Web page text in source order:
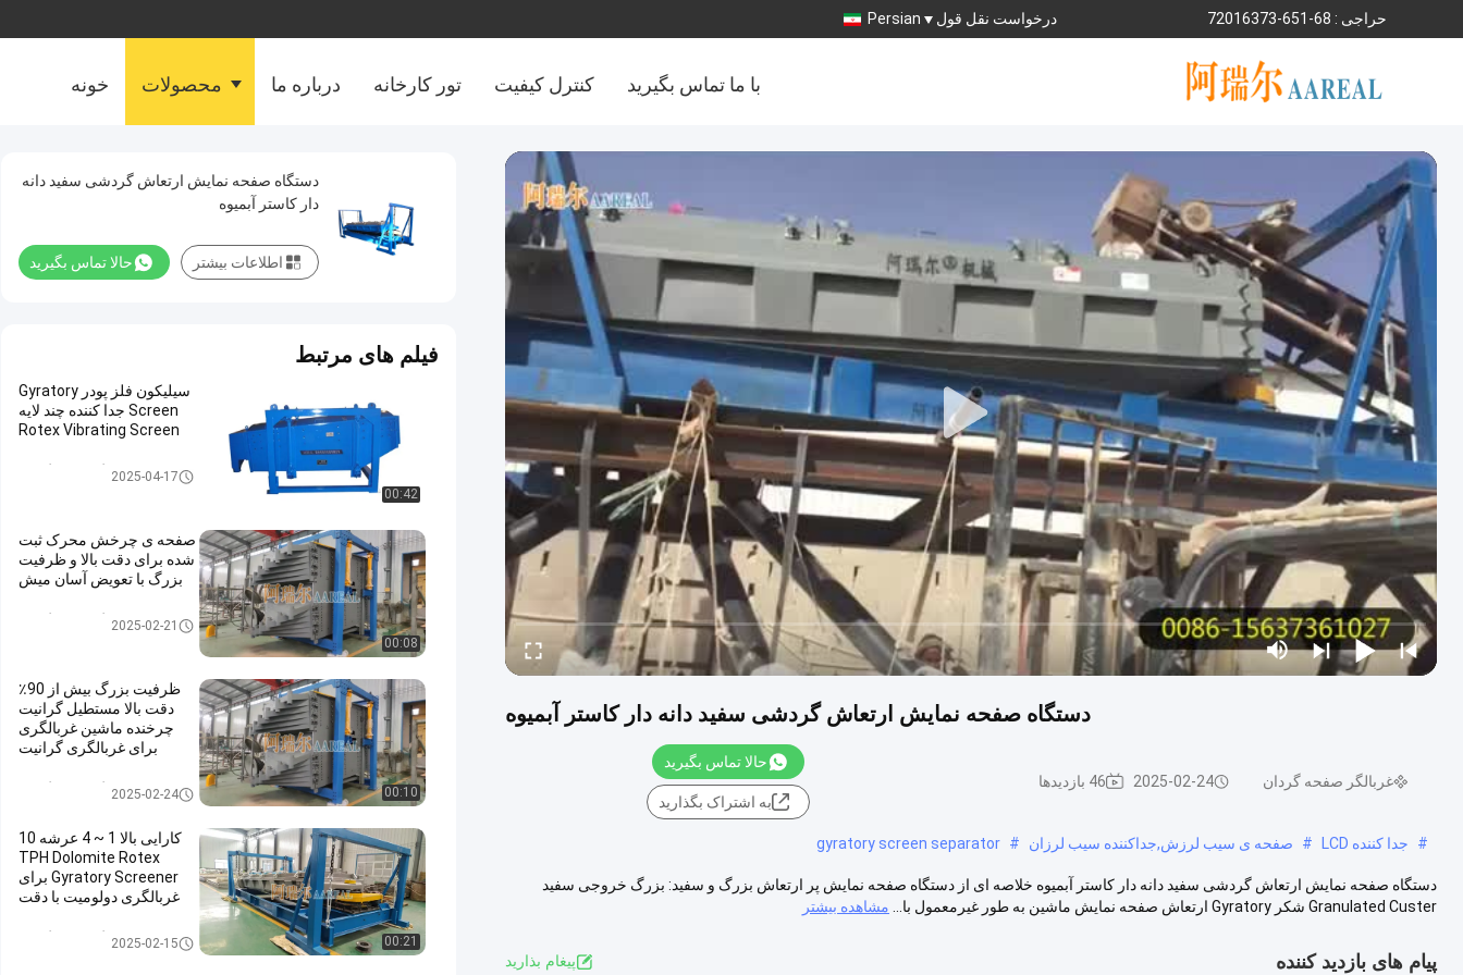
حراجی : 86-156-37361027 درخواست نقل قول Persian
خونه محصولات درباره ما تور کارخانه کنترل کیفیت با ما تماس بگیرید
دستگاه صفحه نمایش ارتعاش گردشی سفید دانه دار کاستر آبمیوه
غربالگر صفحه گردان 2025-02-24 46 بازدیدها
حالا تماس بگیرید
به اشتراک بگذارید
# جدا کننده LCD # صفحه ی سیب لرزش,جداکننده سیب لرزان #
gyratory screen separator
دستگاه صفحه نمایش ارتعاش گردشی سفید دانه دار کاستر آبمیوه خلاصه ای از دستگاه صفحه نمایش پر ارتعاش بزرگ و سفید: بزرگ خروجی سفید
Granulated Custer شکر Gyratory ارتعاش صفحه نمایش ماشین به طور غیرمعمول با...
مشاهده بیشتر
پیام های بازدید کننده پيغام بذاريد
دستگاه صفحه نمایش ارتعاش گردشی سفید دانه
دار کاستر آبمیوه
حالا تماس بگیرید اطلاعات بیشتر
فیلم های مرتبط
00:42
سیلیکون فلز پودر Gyratory
Screen جدا کننده چند لایه
Rotex Vibrating Screen
غربالگر صفحه گردان2025-04-17
00:08
صفحه ی چرخش محرک ثبت
شده برای دقت بالا و ظرفیت
بزرگ با تعویض آسان میش
غربالگر صفحه گردان2025-02-21
00:10
ظرفیت بزرگ بیش از 90٪
دقت بالا مستطیل گرانیت
چرخنده ماشین غربالگری
برای غربالگری گرانیت
غربالگر صفحه گردان2025-02-24
00:21
کارایی بالا 1 ~ 4 عرشه 10
TPH Dolomite Rotex
Gyratory Screener برای
غربالگری دولومیت با دقت
غربالگر صفحه گردان2025-02-15